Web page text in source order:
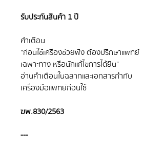
รับประกันสินค้า 1 ปี
คำเตือน
"ก่อนใช้เครื่องช่วยฟัง ต้องปรึกษาแพทย์
เฉพาะทาง หรือนักแก้ไขการได้ยิน"
อ่านคำเตือนในฉลากและเอกสารกำกับ
เครื่องมือแพทย์ก่อนใช้
ฆพ.830/2563
---